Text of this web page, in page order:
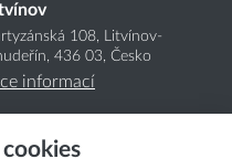
108, Litvínov-
436 03, Česko
informací